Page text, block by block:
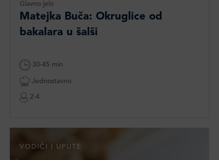
Glavno jelo
Matejka Buča: Okruglice od
bakalara u šalši
30-45 min
Jednostavno
2-4
VODIČI I UPUTE